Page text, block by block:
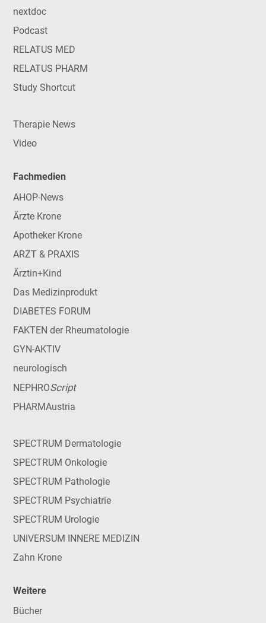
nextdoc
Podcast
RELATUS MED
RELATUS PHARM
Study Shortcut
Therapie News
Video
Fachmedien
AHOP-News
Ärzte Krone
Apotheker Krone
ARZT & PRAXIS
Ärztin+Kind
Das Medizinprodukt
DIABETES FORUM
FAKTEN der Rheumatologie
GYN-AKTIV
neurologisch
NEPHROScript
PHARMAustria
SPECTRUM Dermatologie
SPECTRUM Onkologie
SPECTRUM Pathologie
SPECTRUM Psychiatrie
SPECTRUM Urologie
UNIVERSUM INNERE MEDIZIN
Zahn Krone
Weitere
Bücher